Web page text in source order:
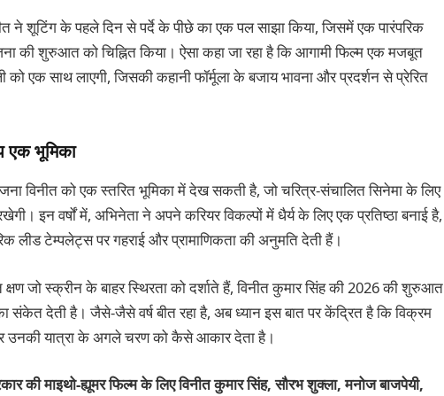
ने शूटिंग के पहले दिन से पर्दे के पीछे का एक पल साझा किया, जिसमें एक पारंपरिक
की शुरुआत को चिह्नित किया। ऐसा कहा जा रहा है कि आगामी फिल्म एक मजबूत
एक साथ लाएगी, जिसकी कहानी फॉर्मूला के बजाय भावना और प्रदर्शन से प्रेरित
एक भूमिका
विनीत को एक स्तरित भूमिका में देख सकती है, जो चरित्र-संचालित सिनेमा के लिए
इन वर्षों में, अभिनेता ने अपने करियर विकल्पों में धैर्य के लिए एक प्रतिष्ठा बनाई है,
लीड टेम्पलेट्स पर गहराई और प्रामाणिकता की अनुमति देती हैं।
जो स्क्रीन के बाहर स्थिरता को दर्शाते हैं, विनीत कुमार सिंह की 2026 की शुरुआत
संकेत देती है। जैसे-जैसे वर्ष बीत रहा है, अब ध्यान इस बात पर केंद्रित है कि विक्रम
उनकी यात्रा के अगले चरण को कैसे आकार देता है।
की माइथो-ह्यूमर फिल्म के लिए विनीत कुमार सिंह, सौरभ शुक्ला, मनोज बाजपेयी,